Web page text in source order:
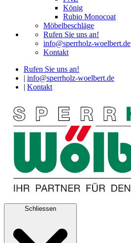
König
Rubio Monocoat
Möbelbeschläge
Rufen Sie uns an!
info@sperrholz-woelbert.de
Kontakt
Rufen Sie uns an!
info@sperrholz-woelbert.de
Kontakt
Schliessen